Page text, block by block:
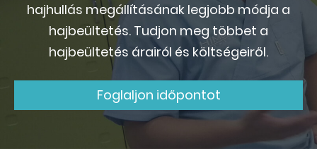
hajhullás megállításának legjobb módja a
hajbeültetés. Tudjon meg többet a
hajbeültetés árairól és költségeiről.
Foglaljon időpontot